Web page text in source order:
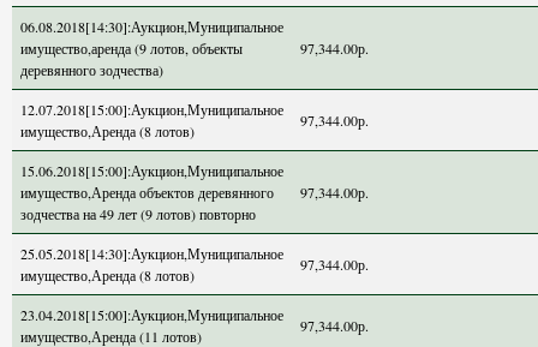
06.08.2018[14:30]:Аукцион,Муниципальное
имущество,аренда (9 лотов, объекты
деревянного зодчества)
97,344.00р.
12.07.2018[15:00]:Аукцион,Муниципальное
имущество,Аренда (8 лотов)
97,344.00р.
15.06.2018[15:00]:Аукцион,Муниципальное
имущество,Аренда объектов деревянного
зодчества на 49 лет (9 лотов) повторно
97,344.00р.
25.05.2018[14:30]:Аукцион,Муниципальное
имущество,Аренда (8 лотов)
97,344.00р.
23.04.2018[15:00]:Аукцион,Муниципальное
имущество,Аренда (11 лотов)
97,344.00р.